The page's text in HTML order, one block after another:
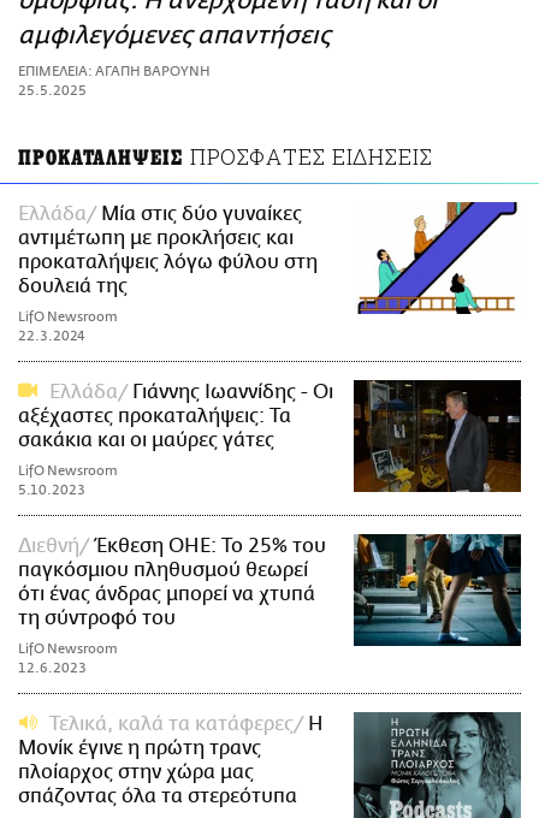
ΑΜΠΑ
PRINT
αμφιλεγόμενες απαντήσεις
ΕΠΙΜΕΛΕΙΑ: ΑΓΑΠΗ ΒΑΡΟΥΝΗ
25.5.2025
ΠΡΟΚΑΤΑΛΗΨΕΙΣ ΠΡΟΣΦΑΤΕΣ ΕΙΔΗΣΕΙΣ
Ελλάδα
Μία στις δύο γυναίκες
αντιμέτωπη με προκλήσεις και
προκαταλήψεις λόγω φύλου στη
δουλειά της
LifO Newsroom
22.3.2024
Ελλάδα
Γιάννης Ιωαννίδης - Οι
αξέχαστες προκαταλήψεις: Τα
σακάκια και οι μαύρες γάτες
LifO Newsroom
5.10.2023
Διεθνή
Έκθεση ΟΗΕ: Το 25% του
παγκόσμιου πληθυσμού θεωρεί
ότι ένας άνδρας μπορεί να χτυπά
τη σύντροφό του
LifO Newsroom
12.6.2023
Τελικά, καλά τα κατάφερες
Η
Μονίκ έγινε η πρώτη τρανς
πλοίαρχος στην χώρα μας
σπάζοντας όλα τα στερεότυπα